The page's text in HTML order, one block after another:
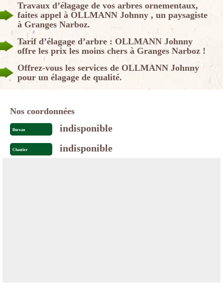
Travaux d’élagage de vos arbres ornementaux,
faites appel à OLLMANN Johnny , un paysagiste
à Granges Narboz.
Tarif d’élagage d’arbre : OLLMANN Johnny
offre les prix les moins chers à Granges Narboz !
Offrez-vous les services de OLLMANN Johnny
pour un élagage de qualité.
Nos coordonnées
Bureau indisponible
Chantier indisponible